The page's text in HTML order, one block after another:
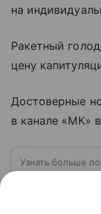
на
Ракетный
цену
Достоверные
в канале «МК»
Узнать больше
Вооруженные